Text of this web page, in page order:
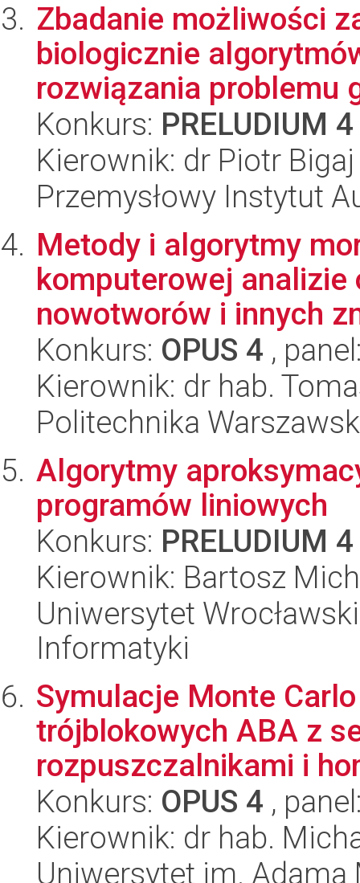
Zbadanie możliwości
biologicznie
rozwiązania problemu
Konkurs: PRELUDIUM 4
Kierownik: dr Piotr Bigaj
Przemysłowy Instytut
Metody i algorytmy
komputerowej
nowotworów i innych
Konkurs: OPUS 4 ,
Kierownik: dr hab.
Politechnika
Algorytmy
programów liniowych
Konkurs: PRELUDIUM 4
Kierownik: Bartosz
Uniwersytet
Informatyki
Symulacje Monte
trójblokowych ABA z
rozpuszczalnikami i
Konkurs: OPUS 4 ,
Kierownik: dr hab.
Uniwersytet im.